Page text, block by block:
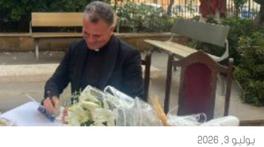
يوليو 3, 2026